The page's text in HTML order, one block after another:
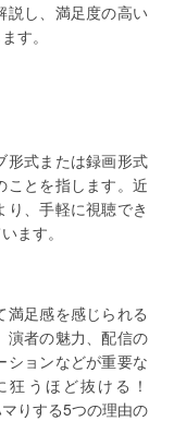
説し、満足度の高い
す。
形式または録画形式
ことを指します。近
、手軽に視聴でき
ます。
満足感を感じられる
演者の魅力、配信の
ションなどが重要な
うほど抜ける！
りする5つの理由の